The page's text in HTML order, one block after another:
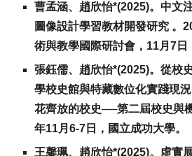
曹孟涵、趙欣怡*(2025)。中文
圖像設計學習教材開發研究 。
術與教學國際研討會， 11月7日
張鈺儒、趙欣怡*(2025)。從校
學校史館與特藏數位化實踐現
花齊放的校史──第二屆校史與
年11月6-7日，國立成功大學。
王馨珮、趙欣怡*(2025)。虛實